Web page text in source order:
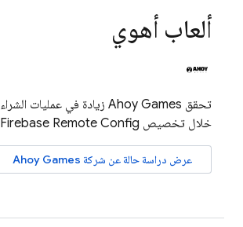
ألعاب أهوي
خلال تخصيص Firebase Remote Config
عرض دراسة حالة عن شركة Ahoy Games